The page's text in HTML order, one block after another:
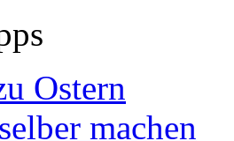
Ostern
machen